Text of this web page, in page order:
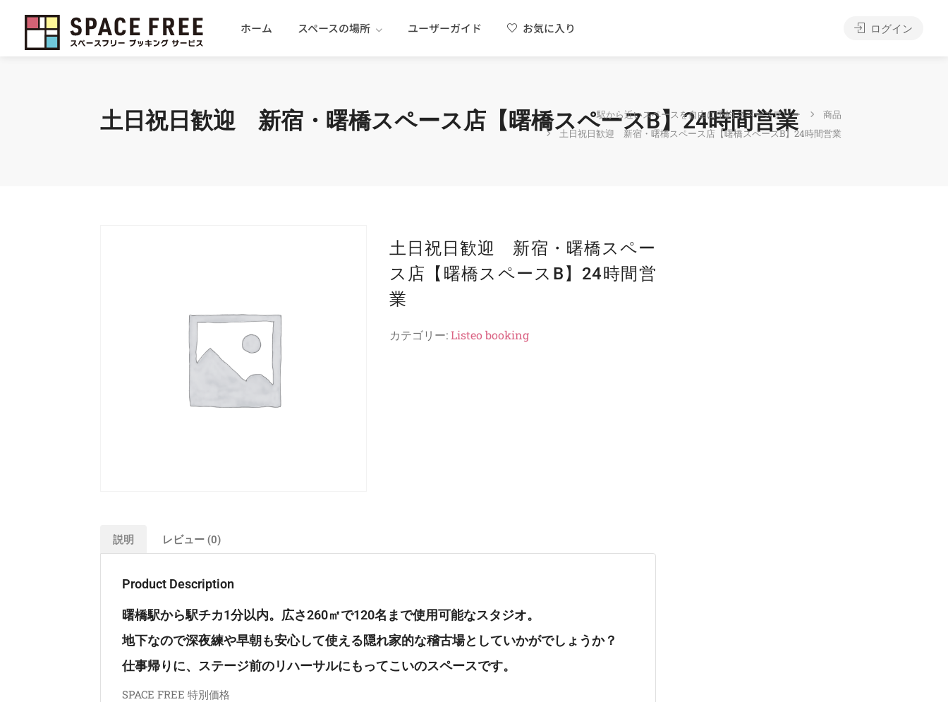
ホーム スペースの場所 ユーザーガイド お気に入り ログイン
土日祝日歓迎 新宿・曙橋スペース店【曙橋スペースB】24時間営業
駅から近いスペースを自由に予約 スペースフリー
商品
土日祝日歓迎 新宿・曙橋スペース店【曙橋スペースB】24時間営業
土日祝日歓迎 新宿・曙橋スペー
ス店【曙橋スペースB】24時間営
業
カテゴリー:Listeo booking
説明 レビュー (0)
Product Description
曙橋駅から駅チカ1分以内。広さ260㎡で120名まで使用可能なスタジオ。
地下なので深夜練や早朝も安心して使える隠れ家的な稽古場としていかがでしょうか？
仕事帰りに、ステージ前のリハーサルにもってこいのスペースです。
SPACE FREE 特別価格